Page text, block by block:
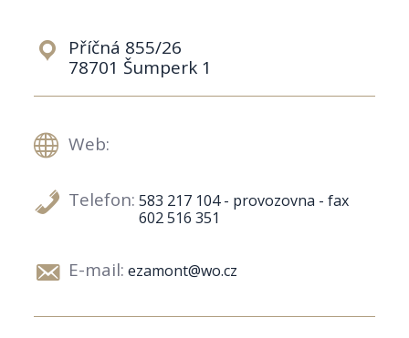
Příčná 855/26
78701 Šumperk 1
Web:
Telefon: 583 217 104 - provozovna - fax
602 516 351
E-mail: ezamont@wo.cz